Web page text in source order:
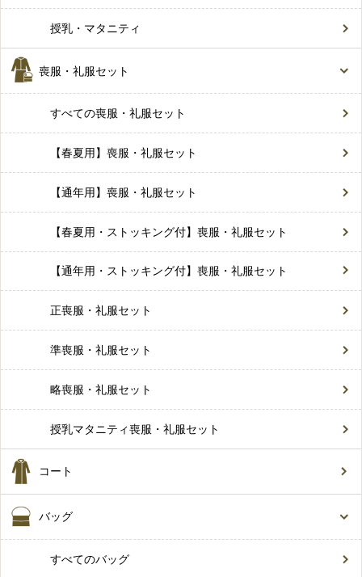
授乳・マタニティ
喪服・礼服セット
すべての喪服・礼服セット
【春夏用】喪服・礼服セット
【通年用】喪服・礼服セット
【春夏用・ストッキング付】喪服・礼服セット
【通年用・ストッキング付】喪服・礼服セット
正喪服・礼服セット
準喪服・礼服セット
略喪服・礼服セット
授乳マタニティ喪服・礼服セット
コート
バッグ
すべてのバッグ